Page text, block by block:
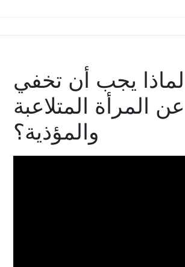
824 لماذا يجب أن تخفي
المرأة المتلاعبة
والمؤذية؟